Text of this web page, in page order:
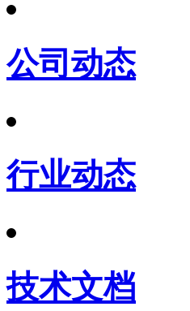
公司动态
行业动态
技术文档